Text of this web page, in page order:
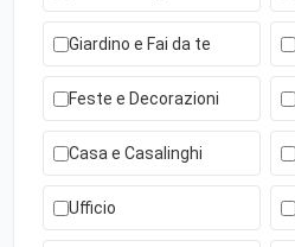
Giardino e Fai da te
Feste e Decorazioni
Casa e Casalinghi
Ufficio